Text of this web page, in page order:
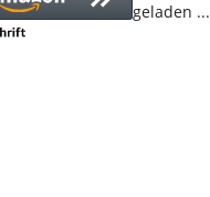
geladen ...